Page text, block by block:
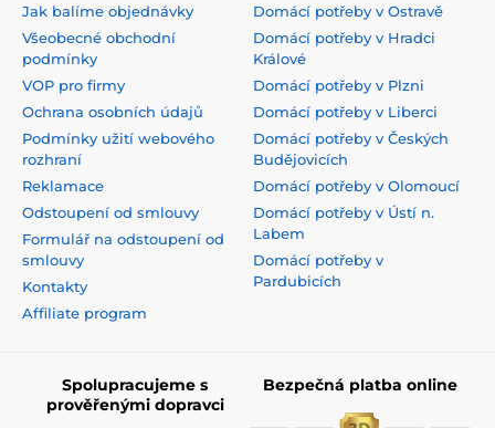
Jak balíme objednávky
Všeobecné obchodní
podmínky
VOP pro firmy
Ochrana osobních údajů
Podmínky užití webového
rozhraní
Reklamace
Odstoupení od smlouvy
Formulář na odstoupení od
smlouvy
Kontakty
Affiliate program
Domácí potřeby v Ostravě
Domácí potřeby v Hradci
Králové
Domácí potřeby v Plzni
Domácí potřeby v Liberci
Domácí potřeby v Českých
Budějovicích
Domácí potřeby v Olomoucí
Domácí potřeby v Ústí n.
Labem
Domácí potřeby v
Pardubicích
Spolupracujeme s
prověřenými dopravci
Bezpečná platba online